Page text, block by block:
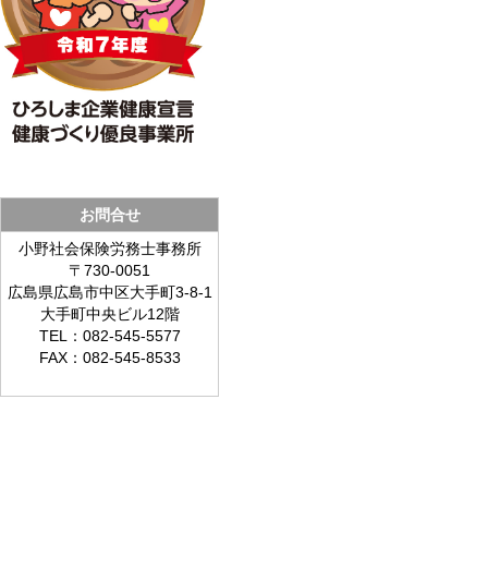
お問合せ
小野社会保険労務士事務所
〒730-0051
広島県広島市中区大手町3-8-1
大手町中央ビル12階
TEL：082-545-5577
FAX：082-545-8533